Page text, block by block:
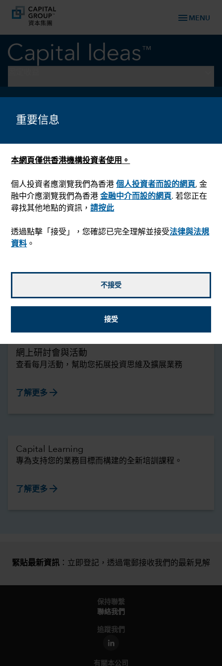
重要信息
本網頁僅供香港機構投資者使用。
個人投資者應瀏覽我們為香港個人投資者而設的網頁, 金
融中介應瀏覽我們為香港金融中介而設的網頁. 若您正在
尋找其他地點的資訊， 請按此
透過點擊「接受」，您確認已完全理解並接受法律與法規
資料 。
不接受
接受
menu MENU
播客
收聽arrow_forward
網上研討會與活動
查看每月活動，幫助您拓展投資思維及擴展業務
了解更多 arrow_forward
Capital Learning
專為支持您的業務目標而構建的全新培訓課程。
了解更多 arrow_forward
緊貼最新資訊 ：立即登記， 透過電郵接收我們的最新見解
保持聯繫
聯絡我們
追蹤我們
有關本公司